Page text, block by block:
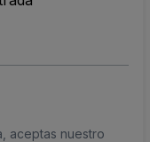
aceptas nuestro